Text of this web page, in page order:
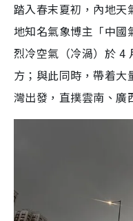
踏入春末夏初，內地天
地知名氣象博主「中國
烈冷空氣（冷渦）於 4
方；與此同時，帶着
灣出發，直撲雲南、廣